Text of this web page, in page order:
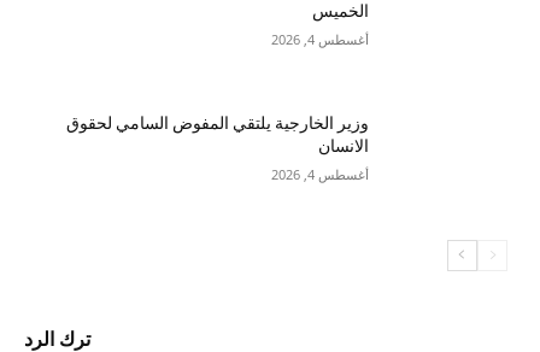
الخميس
أغسطس 4, 2026
وزير الخارجية يلتقي المفوض السامي لحقوق
الانسان
أغسطس 4, 2026
ترك الرد